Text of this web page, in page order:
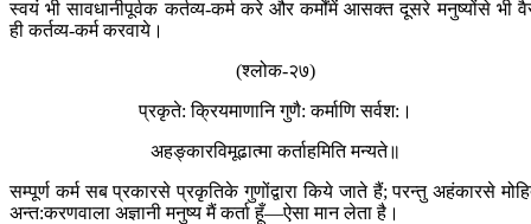
स्वयं भी सावधानीपूर्वक कर्तव्य-कर्म करे और कर्मोंमें आसक्त दूसरे मनुष्योंसे भी
ही कर्तव्य-कर्म करवाये।
(श्लोक-२७)
प्रकृते: क्रियमाणानि गुणै: कर्माणि सर्वश:।
अहङ्कारविमूढात्मा कर्ताहमिति मन्यते॥
सम्पूर्ण कर्म सब प्रकारसे प्रकृतिके गुणोंद्वारा किये जाते हैं; परन्तु अहंकारसे
अन्त:करणवाला अज्ञानी मनुष्य मैं कर्ता हूँ—ऐसा मान लेता है।